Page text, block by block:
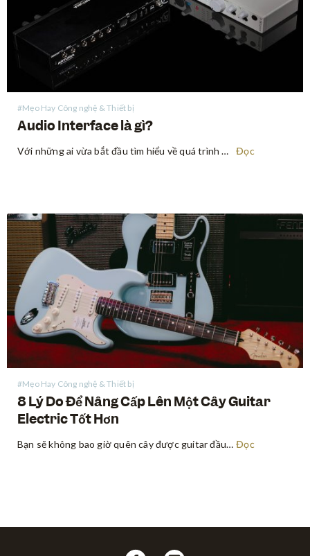
#Mẹo Hay Công nghệ & Thiết bị
Audio Interface là gì?
Với những ai vừa bắt đầu tìm hiểu về quá trình ghi âm, audio interface (thiết bị xử lý âm thanh) có vẻ là một thuật ngữ khó nhằn về mặt chuyên môn, nhưng thực ra, nó không đáng sợ đến vậy. Audio interface là một thiết bị cho phép… Đọc
#Mẹo Hay Công nghệ & Thiết bị
8 Lý Do Để Nâng Cấp Lên Một Cây Guitar
Electric Tốt Hơn
Bạn sẽ không bao giờ quên cây được guitar đầu tiên. Vài người trong chúng ta thậm chí sẽ giữ nó suốt cả cuộc đời. Nhưng hầu hết mọi người đều không chỉ chơi một cây guitar, sẽ đến lúc chúng ta cảm thấy rằng chúng ta đã đạt đến… Đọc